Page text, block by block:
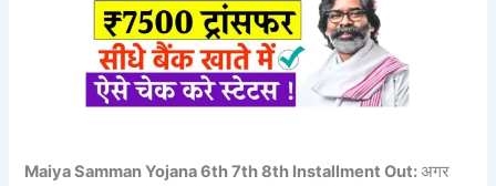
Maiya Samman Yojana 6th 7th 8th Installment Out:अगर